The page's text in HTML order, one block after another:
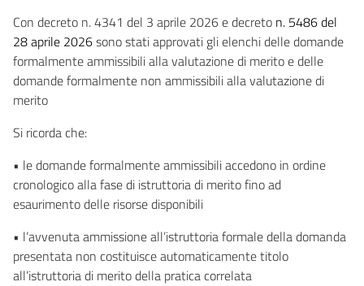
Con decreto n. 4341 del 3 aprile 2026 e decreto n. 5486 del
28 aprile 2026sono stati approvati gli elenchi delle domande
formalmente ammissibili alla valutazione di merito e delle
domande formalmente non ammissibili alla valutazione di
merito
Si ricorda che:
• le domande formalmente ammissibili accedono in ordine
cronologico alla fase di istruttoria di merito fino ad
esaurimento delle risorse disponibili
• l’avvenuta ammissione all’istruttoria formale della domanda
presentata non costituisce automaticamente titolo
all’istruttoria di merito della pratica correlata